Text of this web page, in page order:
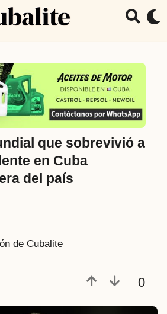
que sobrevivió a
en Cuba
del país
de Cubalite
0